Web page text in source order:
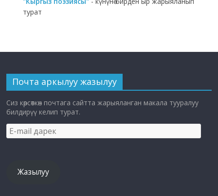
турат
Почта аркылуу жазылуу
Сиз көрсөткөн почтага сайтта жарыяланган макала тууралуу
билдирүү келип турат.
E-
mail
Жазылуу